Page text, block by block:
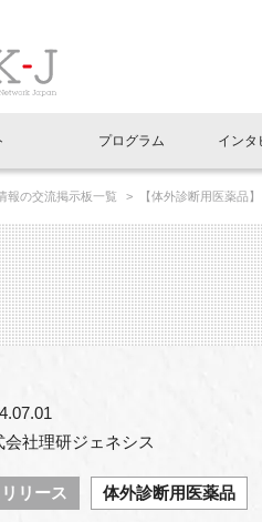
せメール登録
催 特別会員開催
力 出展・参加
プログラム
室
インタ
コラム一覧
タビュー プレスリリース
海外関連
こちら
室
報の交流掲示板一覧 【体外診断用医薬品
社理研ジェネシス
リース 体外診断用医薬品